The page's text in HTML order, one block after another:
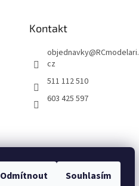
Odmítnout Souhlasím
Kontakt
objednavky@RCmodelari.
cz
511 112 510
603 425 597